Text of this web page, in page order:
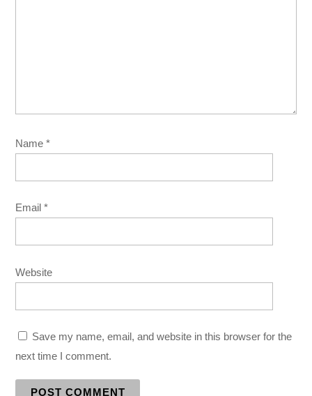
Name*
Email*
Website
Save my name, email, and website in this browser for the
next time I comment.